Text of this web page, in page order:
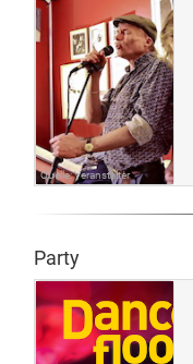
Quelle: Veranstalter
Party